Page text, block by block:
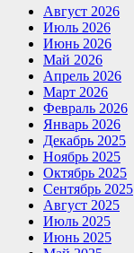
Август 2026
Июль 2026
Июнь 2026
Май 2026
Апрель 2026
Март 2026
Февраль 2026
Январь 2026
Декабрь 2025
Ноябрь 2025
Октябрь 2025
Сентябрь 2025
Август 2025
Июль 2025
Июнь 2025